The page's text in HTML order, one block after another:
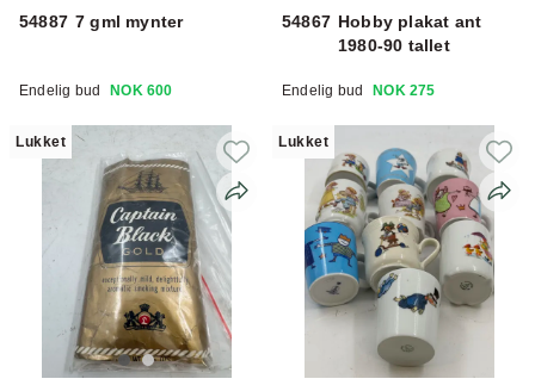
54887 7 gml mynter
Endelig bud NOK 600
54867 Hobby plakat ant
1980-90 tallet
Endelig bud NOK 275
Lukket Lukket